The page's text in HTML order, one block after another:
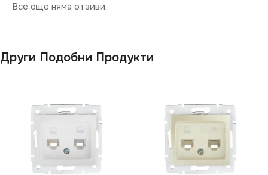
Все още няма отзиви.
Други Подобни Продукти